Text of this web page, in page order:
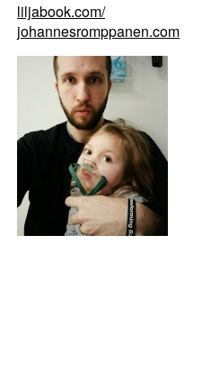
liljabook.com/
johannesromppanen.com